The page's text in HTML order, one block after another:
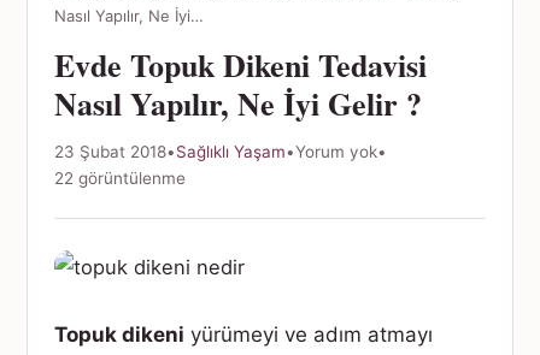
Nasıl Yapılır, Ne İyi…
Evde Topuk Dikeni Tedavisi
Nasıl Yapılır, Ne İyi Gelir ?
23 Şubat 2018•Sağlıklı Yaşam•Yorum yok•
22 görüntülenme
Topuk dikeni yürümeyi ve adım atmayı